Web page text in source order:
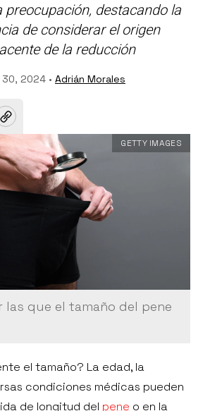
preocupación, destacando la
de considerar el origen
de la reducción
30, 2024 • Adrián Morales
Copy
las que el tamaño del pene
GETTY IMAGES
el tamaño? La edad, la
condiciones médicas pueden
de longitud del pene o en la